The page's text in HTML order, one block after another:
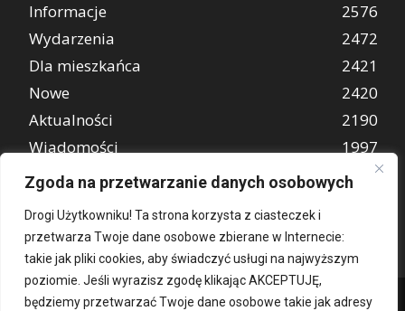
Zgoda na przetwarzanie danych osobowych
Drogi Użytkowniku! Ta strona korzysta z ciasteczek i
przetwarza Twoje dane osobowe zbierane w Internecie:
takie jak pliki cookies, aby świadczyć usługi na najwyższym
poziomie. Jeśli wyrazisz zgodę klikając AKCEPTUJĘ,
będziemy przetwarzać Twoje dane osobowe takie jak adresy
Informacje
2576
Wydarzenia
2472
Dla mieszkańca
2421
Nowe
2420
Aktualności
2190
Wiadomości
1997
REKLAMA
849